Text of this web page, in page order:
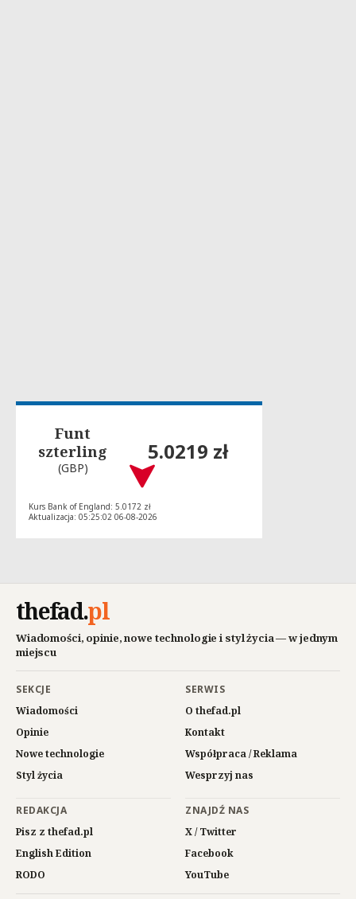
Funt
szterling
(GBP)
5.0219 zł
Kurs Bank of England: 5.0172 zł
Aktualizacja: 05:25:02 06-08-2026
thefad.pl
Wiadomości, opinie, nowe technologie i styl życia — w jednym
miejscu
SEKCJE
Wiadomości
Opinie
Nowe technologie
Styl życia
SERWIS
O thefad.pl
Kontakt
Współpraca / Reklama
Wesprzyj nas
REDAKCJA
Pisz z thefad.pl
English Edition
RODO
ZNAJDŹ NAS
X / Twitter
Facebook
YouTube